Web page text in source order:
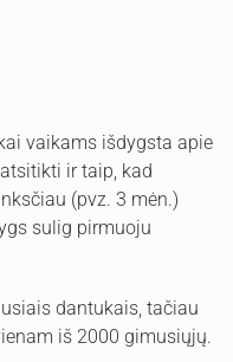
vaikams išdygsta apie
ir taip, kad
(pvz. 3 mėn.)
sulig pirmuoju
dantukais, tačiau
iš 2000 gimusiųjų.